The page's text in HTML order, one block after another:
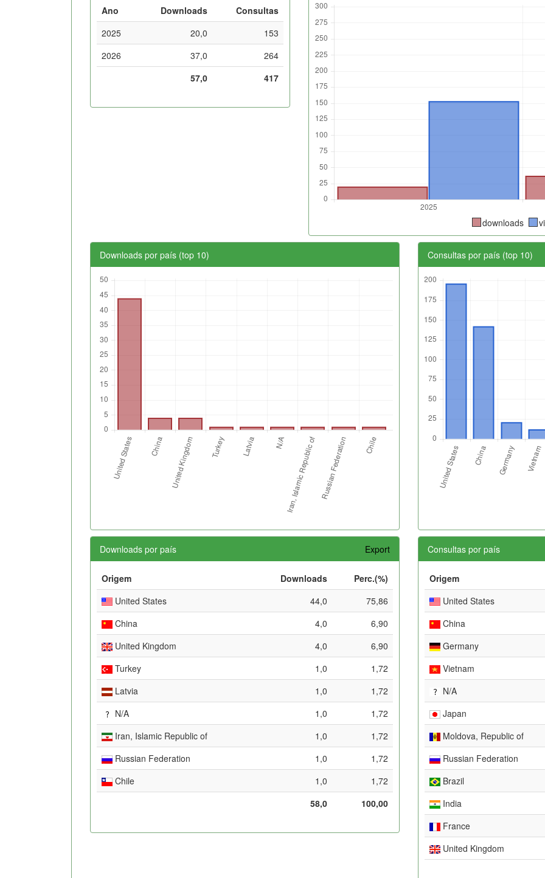
Ano Downloads
Consultas
2025
20,0
153
2026
37,0
264
57,0
417
downloads
Downloads por país (top 10) Consultas por país (top 10)
Downloads por país Export
Origem Downloads
Perc.(%)
United States
44,0
75,86
China
4,0
6,90
United Kingdom
4,0
6,90
Turkey
1,0
1,72
Latvia
1,0
1,72
N/A
1,0
1,72
Iran, Islamic Republic of
1,0
1,72
Russian Federation
1,0
1,72
Chile
1,0
1,72
58,0
100,00
Consultas por país
Origem
United States
China
Germany
Vietnam
N/A
Japan
Moldova, Republic of
Russian Federation
Brazil
India
France
United Kingdom